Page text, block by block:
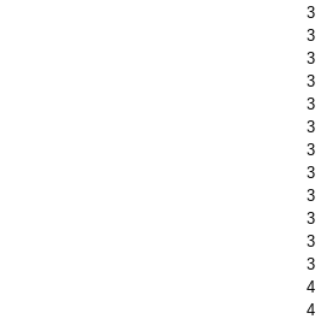
3
3
3
3
3
3
3
3
3
3
3
3
4
4